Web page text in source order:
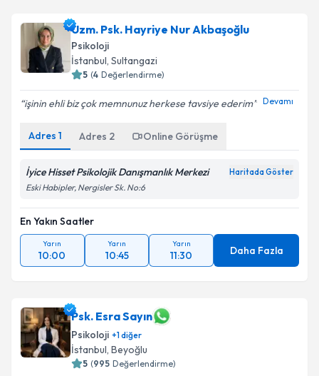
Uzm. Psk. Elif Özorpakiçin randevu takvimi talebi
oluşturun. Size bu uzmandan randevu almanız için bir
takvim hazırlandığında e-posta ile bilgilendireceğiz.
Metni'ni okudum ve kişisel verilerimin belirtilen
kapsamda işlenmesini kabul ediyorum.
Uzm. Psk. Hayriye Nur Akbaşoğlu
Psikoloji
İstanbul, Sultangazi
5 (4 Değerlendirme)
işinin ehli biz çok memnunuz herkese tavsiye ederim Devamı
Adres 1 Adres 2 Online Görüşme
İyice Hisset Psikolojik Danışmanlık Merkezi Haritada Göster
Eski Habipler, Nergisler Sk. No:6
En Yakın Saatler
Yarın
10:00
Yarın
10:45
Yarın
11:30 Daha Fazla
Psk. Esra Sayın
Psikoloji +1diğer
İstanbul, Beyoğlu
5 (995 Değerlendirme)